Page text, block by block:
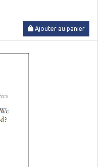
Ajouter au panier